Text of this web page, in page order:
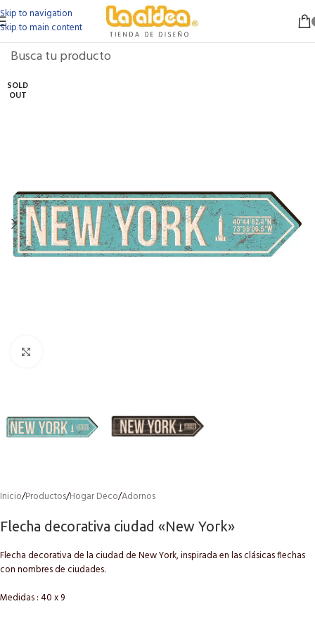
Skip to navigation
Skip to main content
SOLD
OUT
Inicio/Productos/Hogar Deco/Adornos
Flecha decorativa ciudad «New York»
Flecha decorativa de la ciudad de New York, inspirada en las clásicas flechas
con nombres de ciudades.
Medidas : 40 x 9